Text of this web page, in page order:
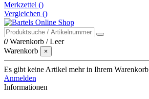
Merkzettel ()
Vergleichen ()
0 Warenkorb /Leer
Warenkorb
×
Es gibt keine Artikel mehr in Ihrem Warenkorb
Anmelden
Informationen